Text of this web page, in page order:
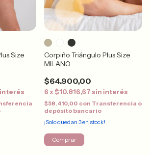
Size
Corpiño Triángulo Plus Size
MILANO
$64.900,00
6 x$10.816,67 sin interés
$58.410,00 con Transferencia o
depósito bancario
¡Solo quedan 3en stock!
Comprar